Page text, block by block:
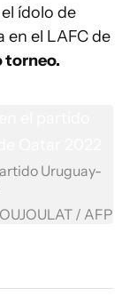
el ídolo de
en el LAFC de
torneo.
Uruguay-
/ AFP